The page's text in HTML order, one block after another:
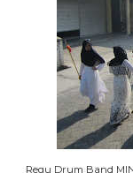
Regu Drum Band